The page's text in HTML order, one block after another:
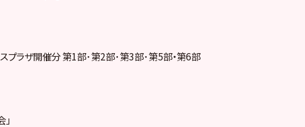
プラザ開催分 第1部･第2部･第3部･第5部・第6部